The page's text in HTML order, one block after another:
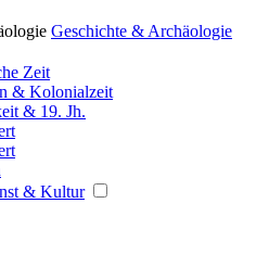
Geschichte & Archäologie
Zeit
& Kolonialzeit
& 19. Jh.
& Kultur